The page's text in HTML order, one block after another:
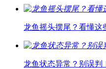
龙鱼摇头摆尾？看懂这
龙鱼状态异常？别误判